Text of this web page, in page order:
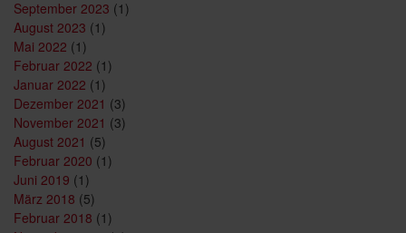
September 2023 (1)
August 2023 (1)
Mai 2022 (1)
Februar 2022 (1)
Januar 2022 (1)
Dezember 2021 (3)
November 2021 (3)
August 2021 (5)
Februar 2020 (1)
Juni 2019 (1)
März 2018 (5)
Februar 2018 (1)